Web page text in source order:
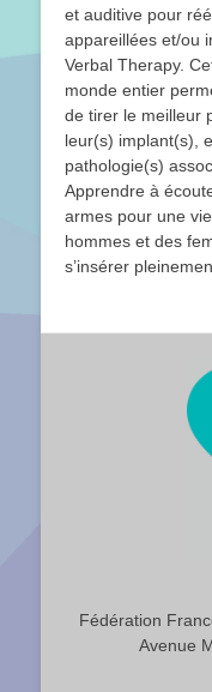
et auditive pour
appareillées et/ou
Verbal Therapy.
monde entier
de tirer le meilleur
leur(s) implant(s),
pathologie(s)
Apprendre à
armes pour une
hommes et des
s’insérer
Fédération
Avenue